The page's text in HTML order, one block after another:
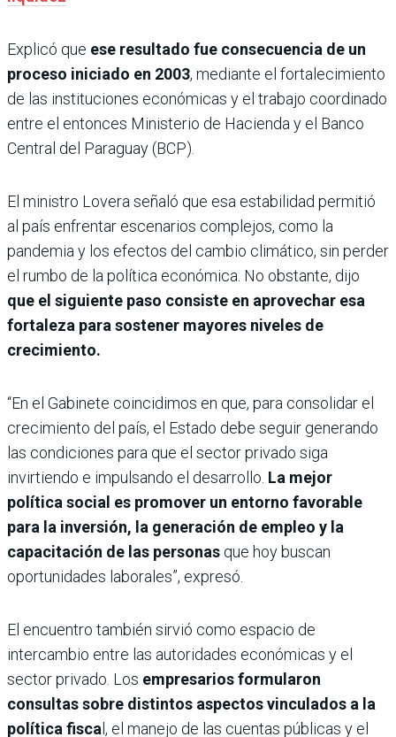
Explicó que ese resultado fue consecuencia de un
proceso iniciado en 2003, mediante el fortalecimiento
de las instituciones económicas y el trabajo coordinado
entre el entonces Ministerio de Hacienda y el Banco
Central del Paraguay (BCP).
El ministro Lovera señaló que esa estabilidad permitió
al país enfrentar escenarios complejos, como la
pandemia y los efectos del cambio climático, sin perder
el rumbo de la política económica. No obstante, dijo
que el siguiente paso consiste en aprovechar esa
fortaleza para sostener mayores niveles de
crecimiento.
“En el Gabinete coincidimos en que, para consolidar el
crecimiento del país, el Estado debe seguir generando
las condiciones para que el sector privado siga
invirtiendo e impulsando el desarrollo. La mejor
política social es promover un entorno favorable
para la inversión, la generación de empleo y la
capacitación de las personas que hoy buscan
oportunidades laborales”, expresó.
El encuentro también sirvió como espacio de
intercambio entre las autoridades económicas y el
sector privado. Los empresarios formularon
consultas sobre distintos aspectos vinculados a la
política fiscal, el manejo de las cuentas públicas y el